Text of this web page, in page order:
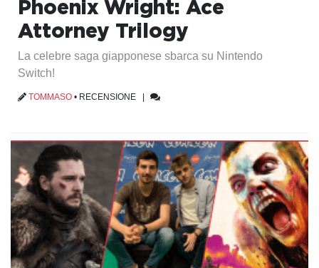
Phoenix Wright: Ace
Attorney Trilogy
La celebre saga giapponese sbarca su Nintendo
Switch!
TOMMASO • RECENSIONE